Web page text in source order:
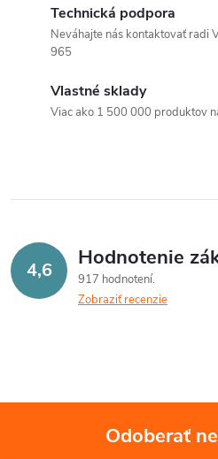
c
e
p
k
Technická podpora
Neváhajte nás kontaktovať radi
965
Vlastné sklady
Viac ako 1 500 000 produktov
4,6 Hodnotenie
917 hodnotení
Zobraziť recenzie
Odoberať